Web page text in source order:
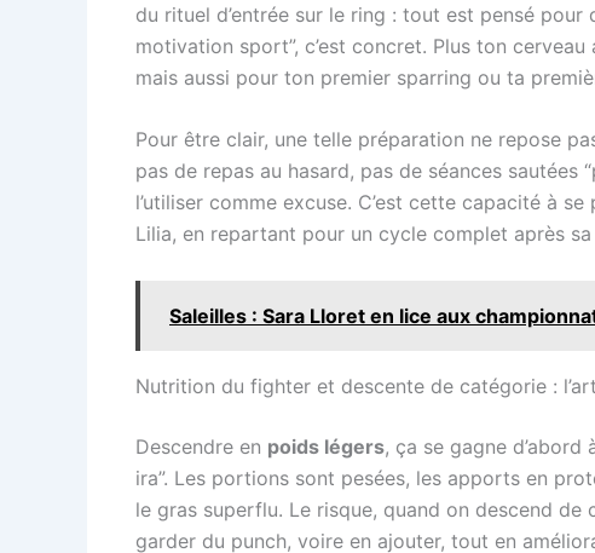
du rituel d’entrée sur le ring : tout est pensé pour
motivation sport”, c’est concret. Plus ton
mais aussi pour ton premier sparring ou ta
Pour être clair, une telle préparation ne repose
pas de repas au hasard, pas de séances sautées
l’utiliser comme excuse. C’est cette capacité à
Lilia, en repartant pour un cycle complet après
Saleilles : Sara Lloret en lice aux
Nutrition du fighter et descente de catégorie :
Descendre en poids légers, ça se gagne d’abord
ira”. Les portions sont pesées, les apports en
le gras superflu. Le risque, quand on descend de
garder du punch, voire en ajouter, tout en